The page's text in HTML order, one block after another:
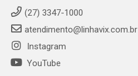
(27) 3347-1000
atendimento@linhavix.com.br
Instagram
YouTube